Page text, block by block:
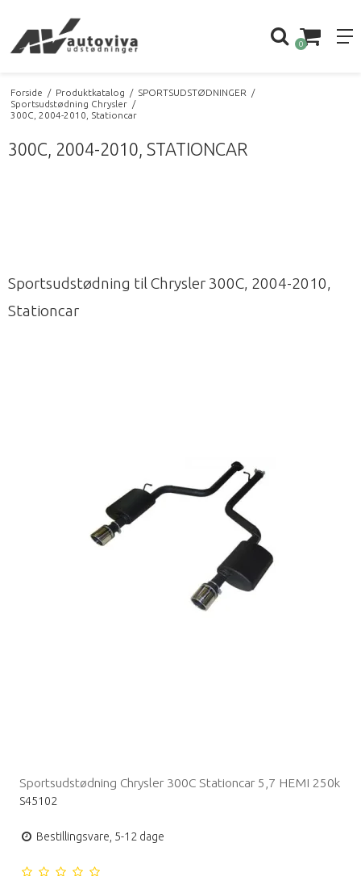
0
Forside / Produktkatalog / SPORTSUDSTØDNINGER
/
Sportsudstødning Chrysler /
300C, 2004-2010, Stationcar
300C, 2004-2010, STATIONCAR
Sportsudstødning til Chrysler 300C, 2004-2010,
Stationcar
Sportsudstødning Chrysler 300C Stationcar 5,7 HEMI 250k
S45102
Bestillingsvare, 5-12 dage